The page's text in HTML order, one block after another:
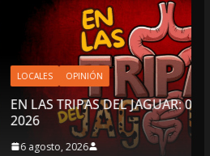
JAGUAR: 06 DE AGOSTO DE